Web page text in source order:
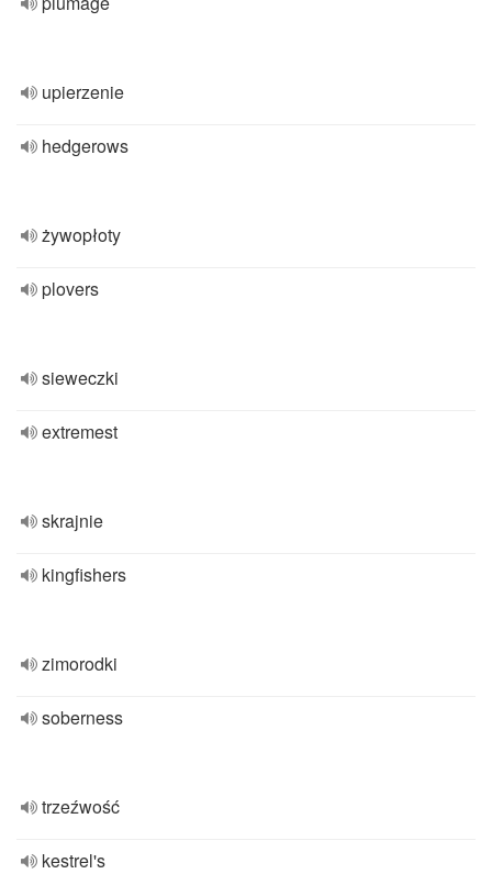
upierzenie
hedgerows
żywopłoty
plovers
sieweczki
extremest
skrajnie
kingfishers
zimorodki
soberness
trzeźwość
kestrel's